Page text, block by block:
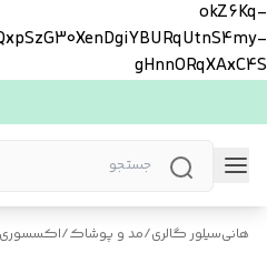
okZ6Kq-
gHnnORqXAxC4S
هانی‌سیلور گالری/مد و پوشاک/اکسسوری و